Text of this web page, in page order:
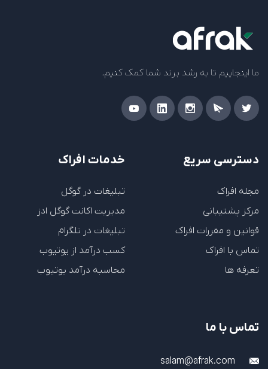
ما اینجاییم تا به رشد برند شما کمک کنیم.
دسترسی سریع
مجله افراک
مرکز پشتیبانی
قوانین و مقررات افراک
تماس با افراک
تعرفه ها
خدمات افراک
تبلیغات در گوگل
مدیریت اکانت گوگل ادز
تبلیغات در تلگرام
کسب درآمد از یوتیوب
محاسبه درآمد یوتیوب
تماس با ما
salam@afrak.com